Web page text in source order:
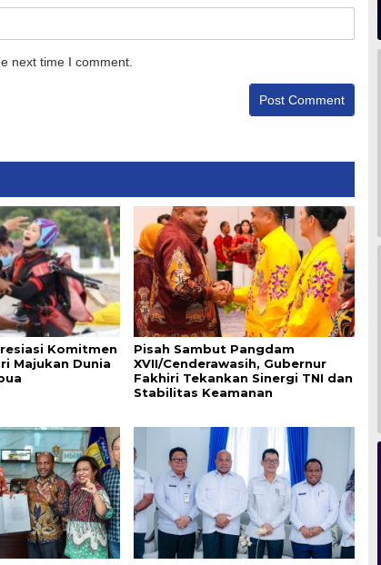
next time I comment.
Komitmen
Majukan Dunia
Pisah Sambut Pangdam
XVII/Cenderawasih, Gubernur
Fakhiri Tekankan Sinergi TNI dan
Stabilitas Keamanan